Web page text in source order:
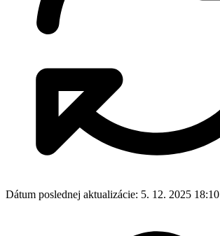
Dátum poslednej aktualizácie: 5. 12. 2025 18:10